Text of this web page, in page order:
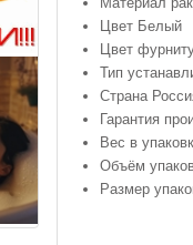
Цвет Белый
Цвет
Тип
Страна
Гарантия
Вес в
Объём
Размер